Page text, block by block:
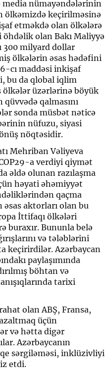
nümayəndələrinin
ölkəmizdə keçirilməsinə
etməkdə olan ölkələrə
olan Bakı Maliyyə
300 milyard dollar
ölkələrin əsas hədəfini
cı maddəsi inkişaf
bu da qlobal iqlim
ölkələr üzərlərinə böyük
qalmasını
sonda müsbət nəticə
nüfuzu, siyasi
nöqtəsidir.
Mehriban Vəliyeva
a verdiyi qiymət
əldə olunan razılaşma
həyati əhəmiyyət
qaçma
aktorları olan bu
İttifaqı ölkələri
buraxır. Bununla belə
və tələblərini
keçirirdilər. Azərbaycan
paylaşımında
böhtan və
tarixi
olan ABŞ, Fransa,
üçün
və hətta digər
Azərbaycanın
sərgiləməsi, inklüzivliyi
etdi.